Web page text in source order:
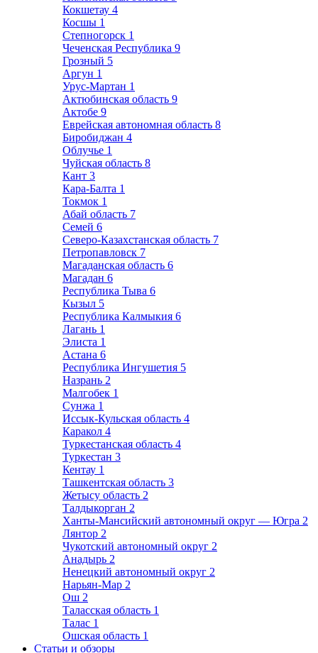
Кокшетау 4
Косшы 1
Степногорск 1
Чеченская Республика 9
Грозный 5
Аргун 1
Урус-Мартан 1
Актюбинская область 9
Актобе 9
Еврейская автономная область 8
Биробиджан 4
Облучье 1
Чуйская область 8
Кант 3
Кара-Балта 1
Токмок 1
Абай область 7
Семей 6
Северо-Казахстанская область 7
Петропавловск 7
Магаданская область 6
Магадан 6
Республика Тыва 6
Кызыл 5
Республика Калмыкия 6
Лагань 1
Элиста 1
Астана 6
Республика Ингушетия 5
Назрань 2
Малгобек 1
Сунжа 1
Иссык-Кульская область 4
Каракол 4
Туркестанская область 4
Туркестан 3
Кентау 1
Ташкентская область 3
Жетысу область 2
Талдыкорган 2
Ханты-Мансийский автономный округ — Югра 2
Лянтор 2
Чукотский автономный округ 2
Анадырь 2
Ненецкий автономный округ 2
Нарьян-Мар 2
Ош 2
Таласская область 1
Талас 1
Ошская область 1
Статьи и обзоры